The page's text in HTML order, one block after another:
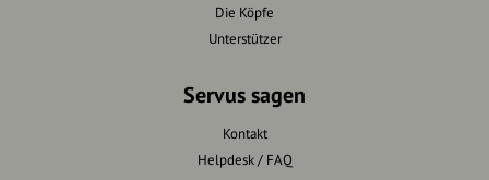
Die Köpfe
Unterstützer
Servus sagen
Kontakt
Helpdesk / FAQ